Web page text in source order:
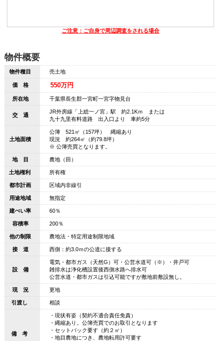
ご注意：ご自身で周辺調査をされる場合
物件概要
物件種目 売土地
価 格 550万円
所在地 千葉県長生郡一宮町一宮字物見台
交 通
JR外房線「上総一ノ宮」駅 約2.1Kｍ または
九十九里有料道路 出入口より 車約5分
土地面積
公簿 521㎡（157坪） 縄縮あり
現況 約264㎡（約79.8坪）
※ 公簿売買となります。
地 目 農地（田）
土地権利 所有権
都市計画 区域内非線引
用途地域 無指定
建ぺい率 60％
容積率 200％
他の制限 農地法・特定用途制限地域
接 道 西側：約3.0ｍの公道に接する
設 備
電気・都市ガス（天然G）可・公営水道可（※）・井戸可
雑排水は浄化槽設置後西側水路へ排水可
公営水道・都市ガスは引込可能ですが敷地前敷設無し。
現 況 更地
引渡し 相談
備 考
・現状有姿（契約不適合責任免責）
・縄縮あり。公簿売買でのお取引となります
・セットバック要す（約２㎡）
・地目農地につき、農地転用許可要す